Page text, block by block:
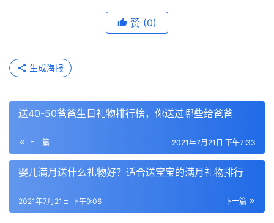
赞 (0)
生成海报
送40-50爸爸生日礼物排行榜，你送过哪些给爸爸
上一篇 2021年7月21日 下午7:33
婴儿满月送什么礼物好？适合送宝宝的满月礼物排行
下一篇
2021年7月21日 下午9:06